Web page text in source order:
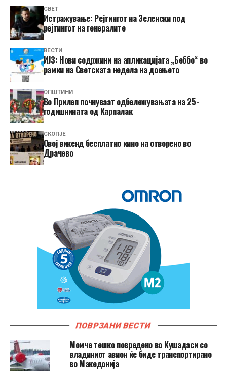
СВЕТ
Истражување: Рејтингот на Зеленски под
рејтингот на генералите
ВЕСТИ
ИЈЗ: Нови содржини на апликацијата „Беббо“ во
рамки на Светската недела на доењето
ОПШТИНИ
Во Прилеп почнуваат одбележувањата на 25-
годишнината од Карпалак
СКОПЈЕ
​Овој викенд бесплатно кино на отворено во
Драчево
ПОВРЗАНИ ВЕСТИ
Момче тешко повредено во Кушадаси со
владиниот авион ќе биде транспортирано
во Македонија